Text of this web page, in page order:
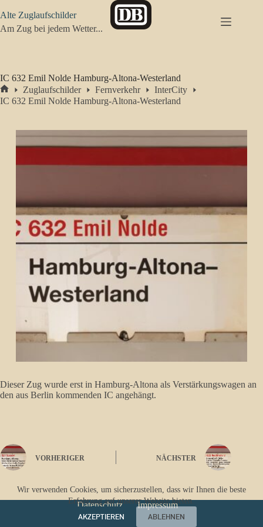
Inhalt
springen
Wir verwenden Cookies, um sicherzustellen, dass wir Ihnen die beste
Erfahrung auf unserer Website bieten.
AKZEPTIEREN
ABLEHNEN
Alte Zuglaufschilder
Am Zug bei jedem Wetter...
IC 632 Emil Nolde Hamburg-Altona-Westerland
Start
Zuglaufschilder Fernverkehr
InterCity
IC 632 Emil Nolde Hamburg-Altona-Westerland
Dieser Zug wurde erst in Hamburg-Altona als Verstärkungswagen an
den aus Berlin kommenden IC angehängt.
VORHERIGER NÄCHSTER
Datenschutz Impressum